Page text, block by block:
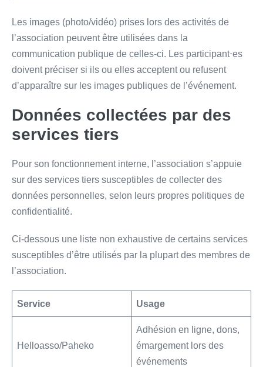
Les images (photo/vidéo) prises lors des activités de
l’association peuvent être utilisées dans la
communication publique de celles-ci. Les participant⋅es
doivent préciser si ils ou elles acceptent ou refusent
d’apparaître sur les images publiques de l’événement.
Données collectées par des
services tiers
Pour son fonctionnement interne, l’association s’appuie
sur des services tiers susceptibles de collecter des
données personnelles, selon leurs propres politiques de
confidentialité.
Ci-dessous une liste non exhaustive de certains services
susceptibles d’être utilisés par la plupart des membres de
l’association.
Service Usage
Helloasso/Paheko
Adhésion en ligne, dons,
émargement lors des
événements